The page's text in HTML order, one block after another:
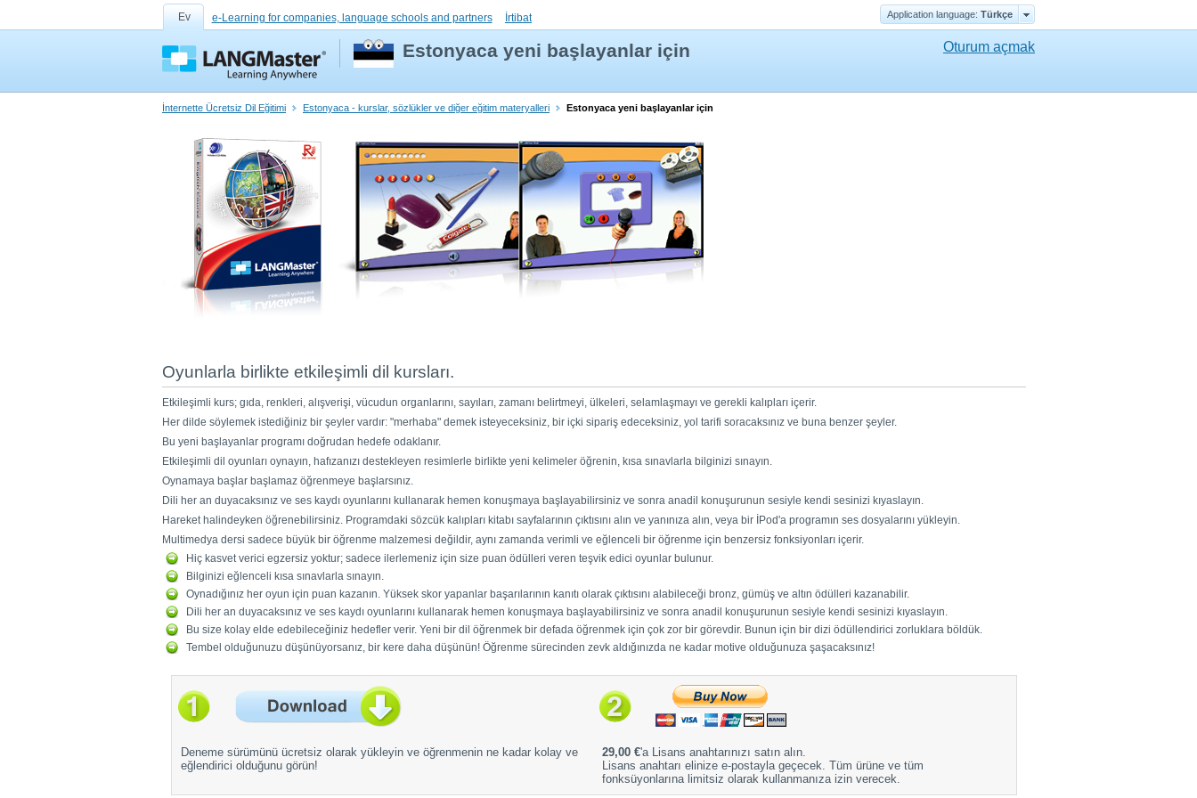
Ev e-Learning for companies, language schools and partners İrtibat Application language: Türkçe
Estonyaca yeni başlayanlar için Oturum açmak
İnternette Ücretsiz Dil Eğitimi Estonyaca - kurslar, sözlükler ve diğer eğitim materyalleri Estonyaca yeni başlayanlar için
Oyunlarla birlikte etkileşimli dil kursları.
Etkileşimli kurs; gıda, renkleri, alışverişi, vücudun organlarını, sayıları, zamanı belirtmeyi, ülkeleri, selamlaşmayı ve gerekli kalıpları içerir.
Her dilde söylemek istediğiniz bir şeyler vardır: "merhaba" demek isteyeceksiniz, bir içki sipariş edeceksiniz, yol tarifi soracaksınız ve buna benzer şeyler.
Bu yeni başlayanlar programı doğrudan hedefe odaklanır.
Etkileşimli dil oyunları oynayın, hafızanızı destekleyen resimlerle birlikte yeni kelimeler öğrenin, kısa sınavlarla bilginizi sınayın.
Oynamaya başlar başlamaz öğrenmeye başlarsınız.
Dili her an duyacaksınız ve ses kaydı oyunlarını kullanarak hemen konuşmaya başlayabilirsiniz ve sonra anadil konuşurunun sesiyle kendi sesinizi kıyaslayın.
Hareket halindeyken öğrenebilirsiniz. Programdaki sözcük kalıpları kitabı sayfalarının çıktısını alın ve yanınıza alın, veya bir İPod'a programın ses dosyalarını yükleyin.
Multimedya dersi sadece büyük bir öğrenme malzemesi değildir, aynı zamanda verimli ve eğlenceli bir öğrenme için benzersiz fonksiyonları içerir.
Hiç kasvet verici egzersiz yoktur; sadece ilerlemeniz için size puan ödülleri veren teşvik edici oyunlar bulunur.
Bilginizi eğlenceli kısa sınavlarla sınayın.
Oynadığınız her oyun için puan kazanın. Yüksek skor yapanlar başarılarının kanıtı olarak çıktısını alabileceği bronz, gümüş ve altın ödülleri kazanabilir.
Dili her an duyacaksınız ve ses kaydı oyunlarını kullanarak hemen konuşmaya başlayabilirsiniz ve sonra anadil konuşurunun sesiyle kendi sesinizi kıyaslayın.
Bu size kolay elde edebileceğiniz hedefler verir. Yeni bir dil öğrenmek bir defada öğrenmek için çok zor bir görevdir. Bunun için bir dizi ödüllendirici zorluklara böldük.
Tembel olduğunuzu düşünüyorsanız, bir kere daha düşünün! Öğrenme sürecinden zevk aldığınızda ne kadar motive olduğunuza şaşacaksınız!
Deneme sürümünü ücretsiz olarak yükleyin ve öğrenmenin ne kadar kolay ve
eğlendirici olduğunu görün!
29,00 €'a Lisans anahtarınızı satın alın.
Lisans anahtarı elinize e-postayla geçecek. Tüm ürüne ve tüm
fonksüyonlarına limitsiz olarak kullanmanıza izin verecek.